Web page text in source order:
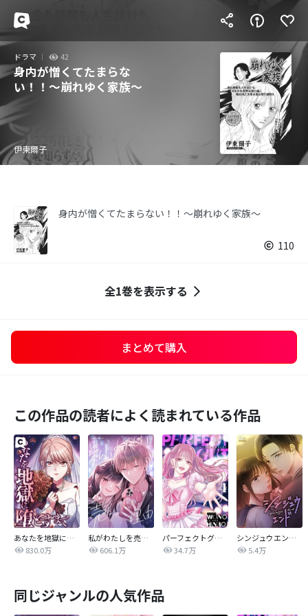
ドラマ 42
身内が憎くてたまらな
い！！～崩れゆく家族～
伊東爾子
身内が憎くてたまらない！！～崩れゆく家族～
110
全1巻を表示する
まとめて購入
この作品の読者によく読まれている作品
あなたを地獄に堕とすまで
830.0万
私がわたしを売る理由
606.1万
パーフェクトグリッター
34.7万
シンジュウエンド【タテヨミ】
5.4万
同じジャンルの人気作品